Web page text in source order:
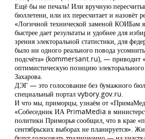
Ещё бы не печаль! Или вручную
бюллетени, или их пересчитает и назовёт
«Логичной технической заменой КОИБам
быстрее дает результаты и удобнее для
зрения электоральной статистики, для
было ни одного реального повода
подсчёта» (kommersant.ru), — приводит
оптимистическую позицию
Захарова.
ДЭГ — это голосование без бумажного
специальный портал vybory.gov.ru.
И что мы, приморцы, узнаём от
«Собеседник ИА PrimaMedia в
политики Приморья сообщил, что в крае
сентябрьских выборах не планируется».